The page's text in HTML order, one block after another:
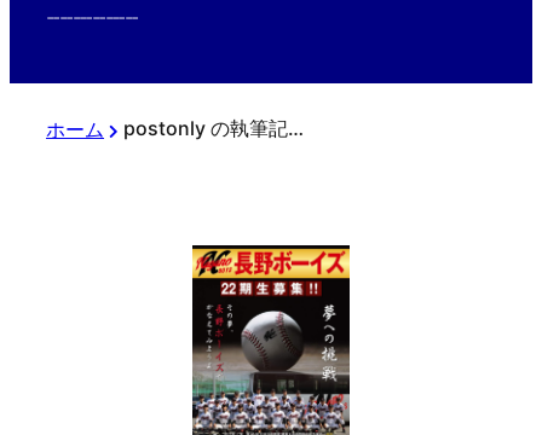
--------------
ホーム postonly の執筆記事